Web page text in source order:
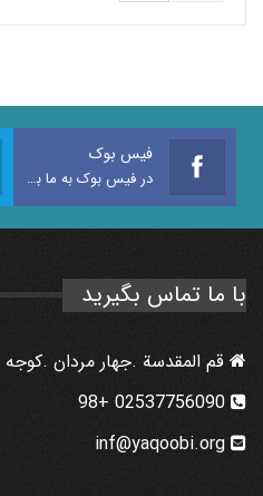
فیس بوک
در فیس بوک به ما بپیوندید
با ما تماس بگیرید
قم المقدسة .جهار مردان .كوجه ٦
inf@yaqoobi.org